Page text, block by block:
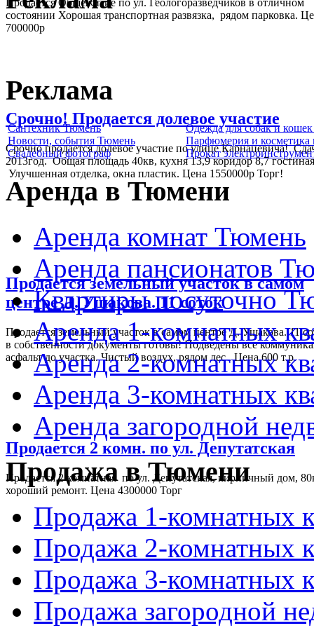
Продается Общежитие по ул. Геологоразведчиков в отличном
состоянии Хорошая транспортная развязка, рядом парковка.
700000р
Срочно! Продается долевое участие
Срочно продается долевое участие по улице Карнацевича!
2013год. Общая площадь 40кв, кухня 13,9 коридор 8,7
Улучшенная отделка, окна пластик. Цена 1550000р Торг!
Продается земельный участок в самом
центре Д. Ушакова. 11 соток
Продается земельный участок в самом центре Д. Ушакова. 11
в собственности документы готовы! Подведены все
асфальт до участка. Чистый воздух, рядом лес . Цена 600 т.р.
Продается 2 комн. по ул. Депутатская
Продается 2 комнатная по ул. Депутатская, кирпичный дом,
хороший ремонт. Цена 4300000 Торг
Реклама
Сантехник Тюмень
Новости, события Тюмень
Свадебный фотограф
Одежда для собак и
Парфюмерия и
Прокат
Аренда в Тюмени
Аренда комнат Тюмень
Аренда пансионатов
Квартиры посуточно
Аренда 1-комнатных
Аренда 2-комнатных
Аренда 3-комнатных
Аренда загородной
Продажа в Тюмени
Продажа 1-комнатных
Продажа 2-комнатных
Продажа 3-комнатных
Продажа загородной